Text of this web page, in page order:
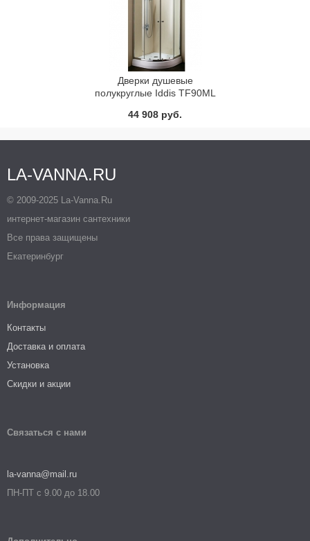
Дверки душевые
полукруглые Iddis TF90ML
44 908 руб.
LA-VANNA.RU
© 2009-2025 La-Vanna.Ru
интернет-магазин сантехники
Все права защищены
Екатеринбург
Информация
Контакты
Доставка и оплата
Установка
Скидки и акции
Связаться с нами
la-vanna@mail.ru
ПН-ПТ с 9.00 до 18.00